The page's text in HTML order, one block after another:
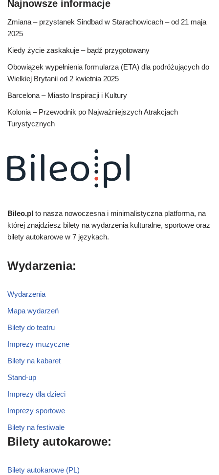
Najnowsze informacje
Zmiana – przystanek Sindbad w Starachowicach – od 21 maja
2025
Kiedy życie zaskakuje – bądź przygotowany
Obowiązek wypełnienia formularza (ETA) dla podróżujących do
Wielkiej Brytanii od 2 kwietnia 2025
Barcelona – Miasto Inspiracji i Kultury
Kolonia – Przewodnik po Najważniejszych Atrakcjach
Turystycznych
Bileo.pl to nasza nowoczesna i minimalistyczna platforma, na
której znajdziesz bilety na wydarzenia kulturalne, sportowe oraz
bilety autokarowe w 7 językach.
Wydarzenia:
Wydarzenia
Mapa wydarzeń
Bilety do teatru
Imprezy muzyczne
Bilety na kabaret
Stand-up
Imprezy dla dzieci
Imprezy sportowe
Bilety na festiwale
Bilety autokarowe:
Bilety autokarowe (PL)